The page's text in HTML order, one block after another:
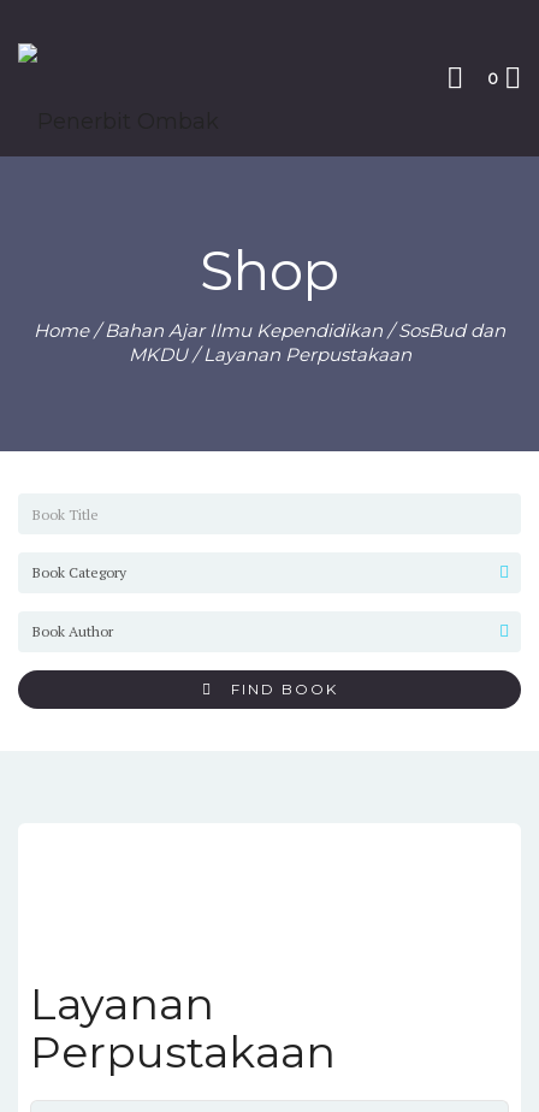
0
Shop
Home/Bahan Ajar Ilmu Kependidikan /SosBud dan
MKDU/ Layanan Perpustakaan
FIND BOOK
Layanan
Perpustakaan